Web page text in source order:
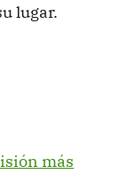
lugar.
más